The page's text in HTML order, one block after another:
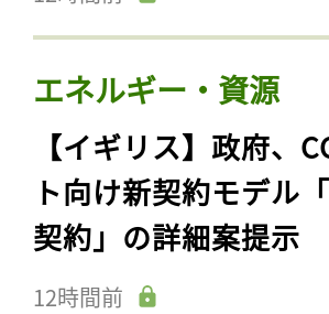
エネルギー・資源
【イギリス】政府、
ト向け新契約モデル
契約」の詳細案提示
12時間前